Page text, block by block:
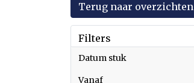
Terug naar overzichten
Filters
Datum stuk
vanaf